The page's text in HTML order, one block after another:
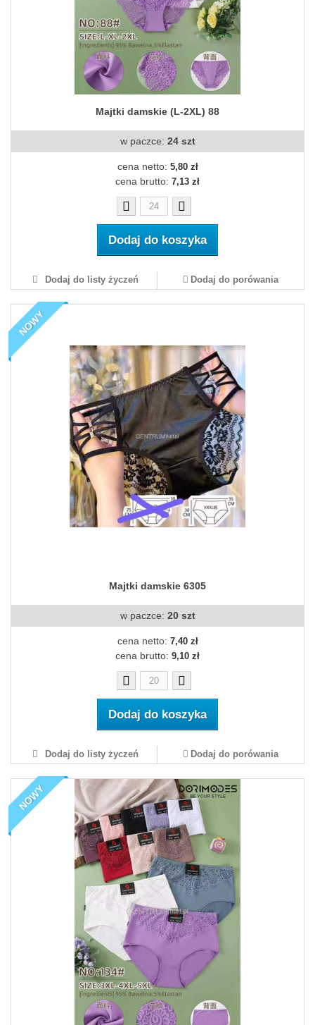
Majtki damskie (L-2XL) 88
w paczce: 24 szt
cena netto: 5,80 zł
cena brutto: 7,13 zł
Dodaj do koszyka
Dodaj do listy życzeń Dodaj do porówania
NOWY
Majtki damskie 6305
w paczce: 20 szt
cena netto: 7,40 zł
cena brutto: 9,10 zł
Dodaj do koszyka
Dodaj do listy życzeń Dodaj do porówania
NOWY